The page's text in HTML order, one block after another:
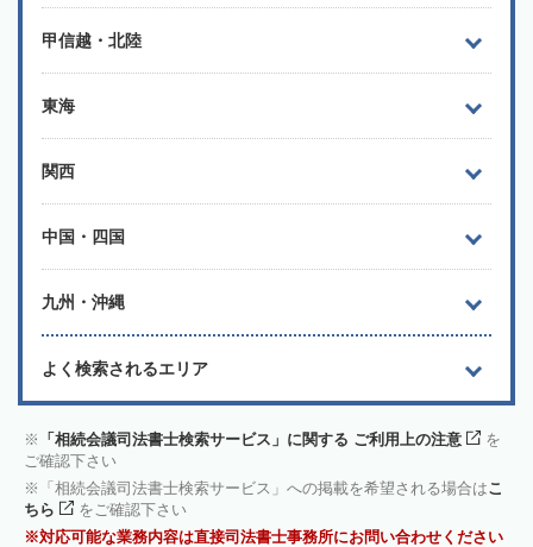
甲信越・北陸
東海
関西
中国・四国
九州・沖縄
よく検索されるエリア
「相続会議司法書士検索サービス」に関する ご利用上の注意
を
ご確認下さい
「相続会議司法書士検索サービス」への掲載を希望される場合はこ
ちら
をご確認下さい
対応可能な業務内容は直接司法書士事務所にお問い合わせください